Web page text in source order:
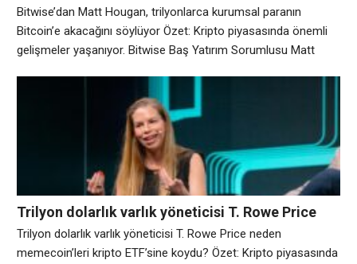
paranın Bitcoin’e akacağını söylüyor
Bitwise’dan Matt Hougan, trilyonlarca kurumsal paranın
Bitcoin’e akacağını söylüyor Özet: Kripto piyasasında önemli
gelişmeler yaşanıyor. Bitwise Baş Yatırım Sorumlusu Matt
Bitcoin’i ana akım bir finansal varlık olarak görmeye
başlamasıyla Bitcoin’in önümüzdeki on yılda kurumsal
yatırımcılardan trilyonlarca dolar çekeceğini söyledi. Hougan,
Trilyon dolarlık varlık yöneticisi T. Rowe Price
neden memecoin’leri kripto ETF’sine koydu?
Trilyon dolarlık varlık yöneticisi T. Rowe Price neden
memecoin’leri kripto ETF’sine koydu? Özet: Kripto piyasasında